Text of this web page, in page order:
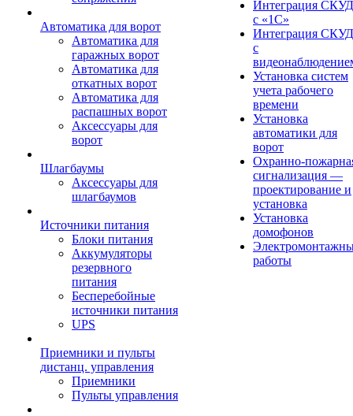
Автоматика для ворот
Автоматика для
гаражных ворот
Автоматика для
откатных ворот
Автоматика для
распашных ворот
Аксессуары для
ворот
Шлагбаумы
Аксессуары для
шлагбаумов
Источники питания
Блоки питания
Аккумуляторы
резервного
питания
Бесперебойные
источники питания
UPS
Приемники и пульты
дистанц. управления
Приемники
Пульты управления
Интеграция СКУД
с «1С»
Интеграция СКУД
с
Установка систем
учета рабочего
времени
Установка
автоматики для
ворот
Охранно-
сигнализация —
проектирование и
установка
Установка
домофонов
работы